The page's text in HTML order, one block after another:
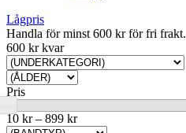
Lågpris
Handla för minst 600 kr för fri frakt.
600 kr kvar
Pris
10 kr– 899 kr